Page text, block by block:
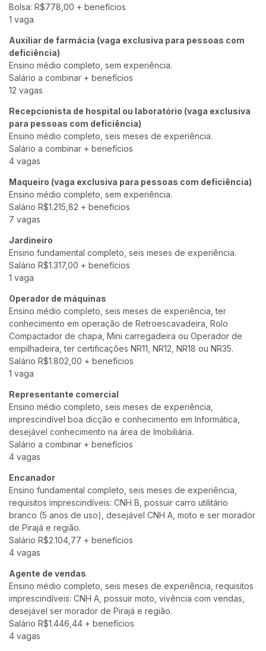
Bolsa: R$778,00 + benefícios
1 vaga
Auxiliar de farmácia (vaga exclusiva para pessoas com
deficiência)
Ensino médio completo, sem experiência.
Salário a combinar + benefícios
12 vagas
Recepcionista de hospital ou laboratório (vaga exclusiva
para pessoas com deficiência)
Ensino médio completo, seis meses de experiência.
Salário a combinar + benefícios
4 vagas
Maqueiro (vaga exclusiva para pessoas com deficiência)
Ensino médio completo, sem experiência.
Salário R$1.215,82 + benefícios
7 vagas
Jardineiro
Ensino fundamental completo, seis meses de experiência.
Salário R$1.317,00 + benefícios
1 vaga
Operador de máquinas
Ensino médio completo, seis meses de experiência, ter
conhecimento em operação de Retroescavadeira, Rolo
Compactador de chapa, Mini carregadeira ou Operador de
empilhadeira, ter certificações NR11, NR12, NR18 ou NR35.
Salário R$1.802,00 + benefícios
1 vaga
Representante comercial
Ensino médio completo, seis meses de experiência,
imprescindível boa dicção e conhecimento em Informática,
desejável conhecimento na área de Imobiliária.
Salário a combinar + benefícios
4 vagas
Encanador
Ensino fundamental completo, seis meses de experiência,
requisitos imprescindíveis: CNH B, possuir carro utilitário
branco (5 anos de uso), desejável CNH A, moto e ser morador
de Pirajá e região.
Salário R$2.104,77 + benefícios
4 vagas
Agente de vendas
Ensino médio completo, seis meses de experiência, requisitos
imprescindíveis: CNH A, possuir moto, vivência com vendas,
desejável ser morador de Pirajá e região.
Salário R$1.446,44 + benefícios
4 vagas